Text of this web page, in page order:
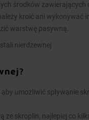
środków zawierających
kroić ani wykonywać
warstwę pasywną.
nierdzewnej
umożliwić spływanie
ze skroplin, najlepiej co